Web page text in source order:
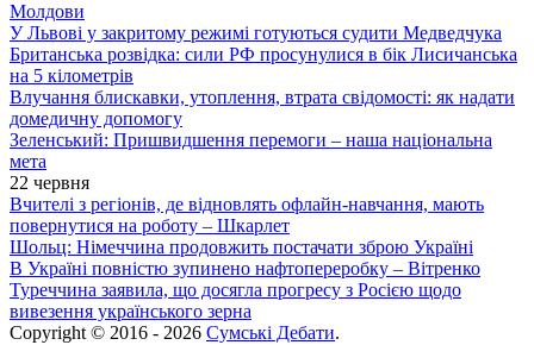
Молдови
У Львові у закритому режимі готуються судити Медведчука
Британська розвідка: сили РФ просунулися в бік Лисичанська
на 5 кілометрів
Влучання блискавки, утоплення, втрата свідомості: як надати
домедичну допомогу
Зеленський: Пришвидшення перемоги – наша національна
мета
22 червня
Вчителі з регіонів, де відновлять офлайн-навчання, мають
повернутися на роботу – Шкарлет
Шольц: Німеччина продовжить постачати зброю Україні
В Україні повністю зупинено нафтопереробку – Вітренко
Туреччина заявила, що досягла прогресу з Росією щодо
вивезення українського зерна
Copyright © 2016 - 2026 Сумські Дебати.